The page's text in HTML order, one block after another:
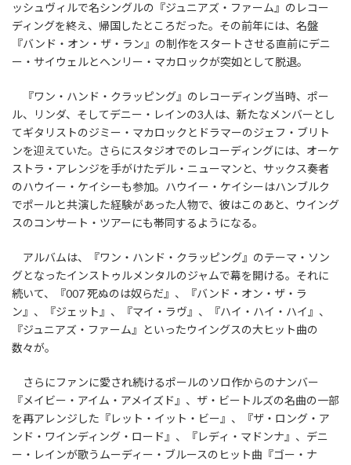
ッシュヴィルで名シングルの『ジュニアズ・ファーム』のレコー
ディングを終え、帰国したところだった。その前年には、名盤
『バンド・オン・ザ・ラン』の制作をスタートさせる直前にデニ
ー・サイウェルとヘンリー・マカロックが突如として脱退。
『ワン・ハンド・クラッピング』のレコーディング当時、ポー
ル、リンダ、そしてデニー・レインの3人は、新たなメンバーとし
てギタリストのジミー・マカロックとドラマーのジェフ・ブリト
ンを迎えていた。さらにスタジオでのレコーディングには、オーケ
ストラ・アレンジを手がけたデル・ニューマンと、サックス奏者
のハウイー・ケイシーも参加。ハウイー・ケイシーはハンブルク
でポールと共演した経験があった人物で、彼はこのあと、ウイング
スのコンサート・ツアーにも帯同するようになる。
アルバムは、『ワン・ハンド・クラッピング』のテーマ・ソン
グとなったインストゥルメンタルのジャムで幕を開ける。それに
続いて、『007 死ぬのは奴らだ』、『バンド・オン・ザ・ラ
ン』、『ジェット』、『マイ・ラヴ』、『ハイ・ハイ・ハイ』、
『ジュニアズ・ファーム』といったウイングスの大ヒット曲の
数々が。
さらにファンに愛され続けるポールのソロ作からのナンバー
『メイビー・アイム・アメイズド』、ザ・ビートルズの名曲の一部
を再アレンジした『レット・イット・ビー』、『ザ・ロング・ア
ンド・ワインディング・ロード』、『レディ・マドンナ』、デニ
ー・レインが歌うムーディー・ブルースのヒット曲『ゴー・ナ